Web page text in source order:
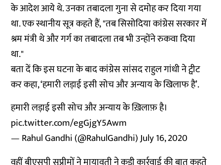
के आदेश आये थे. उनका तबादला गुना से दमोह कर दिया गया
था. एक स्थानीय सूत्र कहते हैं, "तब सिसोदिया कांग्रेस सरकार में
श्रम मंत्री थे और गर्ग का तबादला तब भी उन्होंने रुकवा दिया
था."
बता दें कि इस घटना के बाद कांग्रेस सांसद राहुल गांधी ने ट्वीट
कर कहा, ‘हमारी लड़ाई इसी सोच और अन्याय के खिलाफ है’.
हमारी लड़ाई इसी सोच और अन्याय के ख़िलाफ़ है।
pic.twitter.com/egGjgY5Awm
— Rahul Gandhi (@RahulGandhi)July 16, 2020